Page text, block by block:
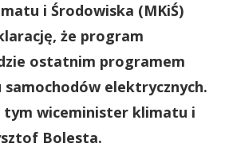
i Środowiska (MKiŚ)
że program
ostatnim programem
samochodów elektrycznych.
tym wiceminister klimatu i
Bolesta.